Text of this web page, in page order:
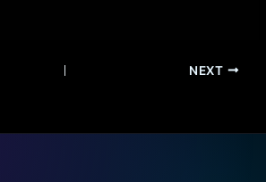
NEXT